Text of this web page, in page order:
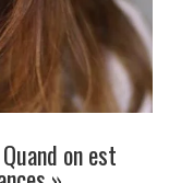
on est